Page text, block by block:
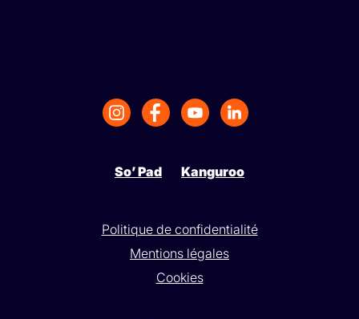
So’ Pad Kanguroo
Politique de confidentialité
Mentions légales
Cookies